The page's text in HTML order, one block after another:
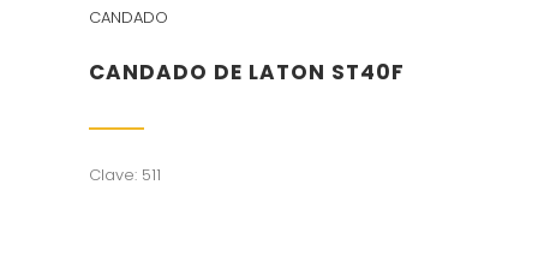
CANDADO
CANDADO DE LATON ST40F
Clave: 511